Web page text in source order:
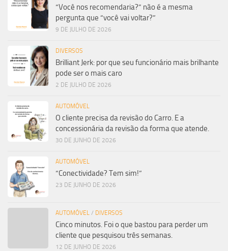
“Você nos recomendaria?” não é a mesma
pergunta que “você vai voltar?”
9 DE JULHO DE 2026
DIVERSOS
Brilliant Jerk: por que seu funcionário mais brilhante
pode ser o mais caro
2 DE JULHO DE 2026
AUTOMÓVEL
O cliente precisa da revisão do Carro. E a
concessionária da revisão da forma que atende.
30 DE JUNHO DE 2026
AUTOMÓVEL
“Conectividade? Tem sim!”
23 DE JUNHO DE 2026
AUTOMÓVEL / DIVERSOS
Cinco minutos. Foi o que bastou para perder um
cliente que pesquisou três semanas.
12 DE JUNHO DE 2026